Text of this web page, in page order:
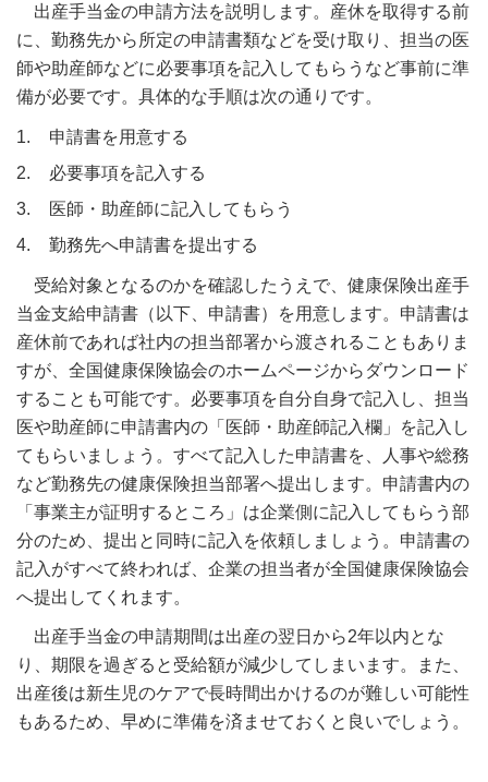
出産手当金の申請方法を説明します。産休を取得する前
に、勤務先から所定の申請書類などを受け取り、担当の医
師や助産師などに必要事項を記入してもらうなど事前に準
備が必要です。具体的な手順は次の通りです。
申請書を用意する
必要事項を記入する
医師・助産師に記入してもらう
勤務先へ申請書を提出する
受給対象となるのかを確認したうえで、健康保険出産手
当金支給申請書（以下、申請書）を用意します。申請書は
産休前であれば社内の担当部署から渡されることもありま
すが、全国健康保険協会のホームページからダウンロード
することも可能です。必要事項を自分自身で記入し、担当
医や助産師に申請書内の「医師・助産師記入欄」を記入し
てもらいましょう。すべて記入した申請書を、人事や総務
など勤務先の健康保険担当部署へ提出します。申請書内の
「事業主が証明するところ」は企業側に記入してもらう部
分のため、提出と同時に記入を依頼しましょう。申請書の
記入がすべて終われば、企業の担当者が全国健康保険協会
へ提出してくれます。
出産手当金の申請期間は出産の翌日から2年以内とな
り、期限を過ぎると受給額が減少してしまいます。また、
出産後は新生児のケアで長時間出かけるのが難しい可能性
もあるため、早めに準備を済ませておくと良いでしょう。